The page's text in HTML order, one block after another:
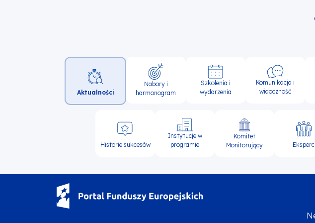
Główna
nawigacja
Aktualności
Nabory i
harmonogram
Szkolenia i
wydarzenia
Komunikacja i
widoczność
Historie sukcesów
Instytucje w
programie
Komitet
Monitorujący
Eksperci